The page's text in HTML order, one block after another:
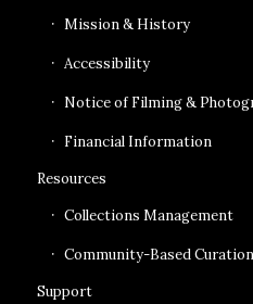
Mission & History
Accessibility
Notice of Filming &
Financial Information
Resources
Collections Management
Community-Based Curation
Support